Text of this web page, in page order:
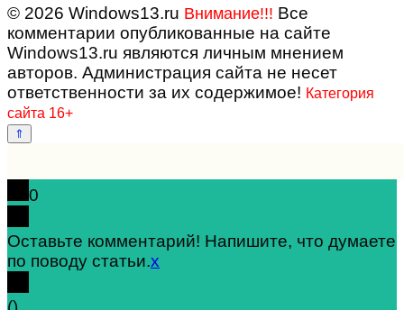
© 2026 Windows13.ru Внимание!!! Все
комментарии опубликованные на сайте
Windows13.ru являются личным мнением
авторов. Администрация сайта не несет
ответственности за их содержимое! Категория
сайта 16+
0
Оставьте комментарий! Напишите, что думаете
по поводу статьи.x